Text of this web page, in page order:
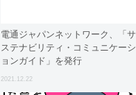
電通ジャパンネットワーク、「サ
ステナビリティ・コミュニケーシ
ョンガイド」を発行
2021.12.22